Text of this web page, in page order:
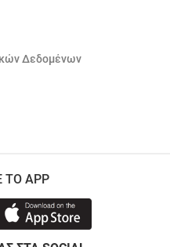
Δεδομένων
ΤΟ APP